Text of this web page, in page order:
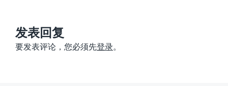
：
发表回复
要发表评论，您必须先登录。